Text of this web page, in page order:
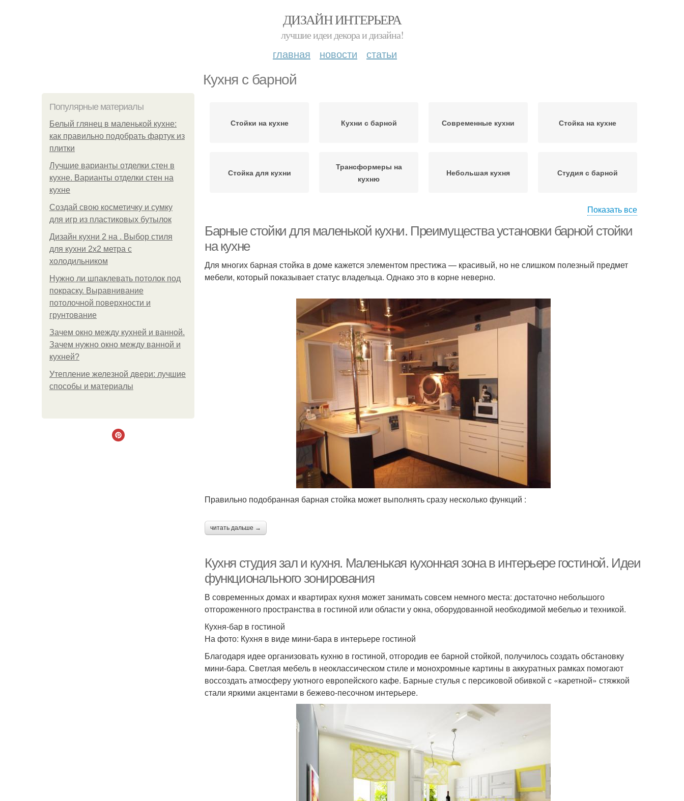
ДИЗАЙН ИНТЕРЬЕРА
лучшие идеи декора и дизайна!
главная новости статьи
Кухня с барной
Популярные материалы
Белый глянец в маленькой кухне:
как правильно подобрать фартук из
плитки
Лучшие варианты отделки стен в
кухне. Варианты отделки стен на
кухне
Создай свою косметичку и сумку
для игр из пластиковых бутылок
Дизайн кухни 2 на . Выбор стиля
для кухни 2х2 метра с
холодильником
Нужно ли шпаклевать потолок под
покраску. Выравнивание
потолочной поверхности и
грунтование
Зачем окно между кухней и ванной.
Зачем нужно окно между ванной и
кухней?
Утепление железной двери: лучшие
способы и материалы
Стойки на кухне Кухни с барной Современные кухни Стойка на кухне
Стойка для кухни
Трансформеры на
кухню
Небольшая кухня Студия с барной
Показать все
Барные стойки для маленькой кухни. Преимущества установки барной стойки
на кухне
Для многих барная стойка в доме кажется элементом престижа — красивый, но не слишком полезный предмет
мебели, который показывает статус владельца. Однако это в корне неверно.
Правильно подобранная барная стойка может выполнять сразу несколько функций :
читать дальше →
Кухня студия зал и кухня. Маленькая кухонная зона в интерьере гостиной. Идеи
функционального зонирования
В современных домах и квартирах кухня может занимать совсем немного места: достаточно небольшого
отгороженного пространства в гостиной или области у окна, оборудованной необходимой мебелью и техникой.
Кухня-бар в гостиной
На фото: Кухня в виде мини-бара в интерьере гостиной
Благодаря идее организовать кухню в гостиной, отгородив ее барной стойкой, получилось создать обстановку
мини-бара. Светлая мебель в неоклассическом стиле и монохромные картины в аккуратных рамках помогают
воссоздать атмосферу уютного европейского кафе. Барные стулья с персиковой обивкой с «каретной» стяжкой
стали яркими акцентами в бежево-песочном интерьере.